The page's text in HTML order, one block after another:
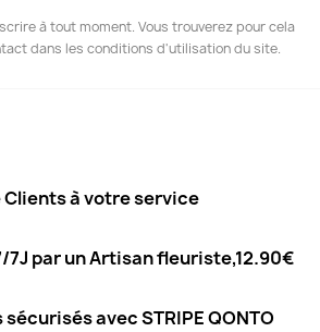
à tout moment. Vous trouverez pour cela
dans les conditions d'utilisation du site.
Clients à votre service
7J par un Artisan fleuriste,12.90€
avec STRIPE QONTO